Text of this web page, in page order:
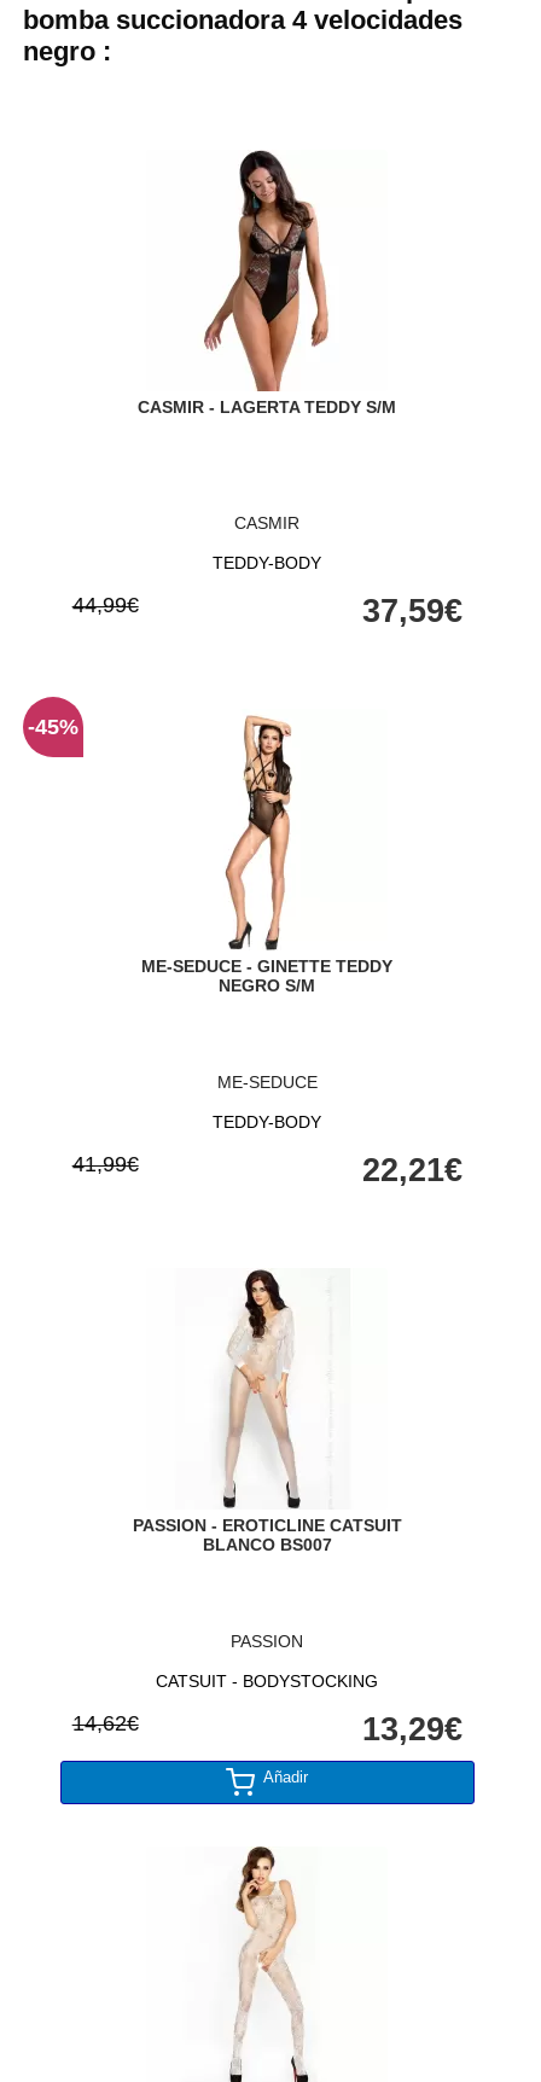
bomba succionadora 4 velocidades
negro :
CASMIR - LAGERTA TEDDY S/M
CASMIR
TEDDY-BODY
44,99€ 37,59€
ME-SEDUCE - GINETTE TEDDY
NEGRO S/M
ME-SEDUCE
TEDDY-BODY
41,99€ 22,21€
-45%
PASSION - EROTICLINE CATSUIT
BLANCO BS007
PASSION
CATSUIT - BODYSTOCKING
14,62€ 13,29€
Añadir